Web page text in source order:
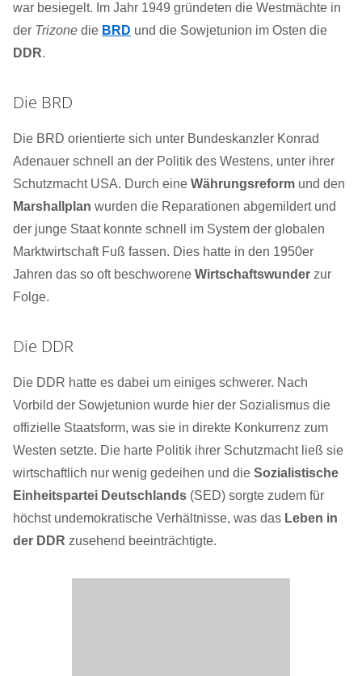
war besiegelt. Im Jahr 1949 gründeten die Westmächte in
der Trizone die BRD und die Sowjetunion im Osten die
DDR.
Die BRD
Die BRD orientierte sich unter Bundeskanzler Konrad
Adenauer schnell an der Politik des Westens, unter ihrer
Schutzmacht USA. Durch eine Währungsreform und den
Marshallplan wurden die Reparationen abgemildert und
der junge Staat konnte schnell im System der globalen
Marktwirtschaft Fuß fassen. Dies hatte in den 1950er
Jahren das so oft beschworene Wirtschaftswunder zur
Folge.
Die DDR
Die DDR hatte es dabei um einiges schwerer. Nach
Vorbild der Sowjetunion wurde hier der Sozialismus die
offizielle Staatsform, was sie in direkte Konkurrenz zum
Westen setzte. Die harte Politik ihrer Schutzmacht ließ sie
wirtschaftlich nur wenig gedeihen und die Sozialistische
Einheitspartei Deutschlands (SED) sorgte zudem für
höchst undemokratische Verhältnisse, was das Leben in
der DDR zusehend beeinträchtigte.